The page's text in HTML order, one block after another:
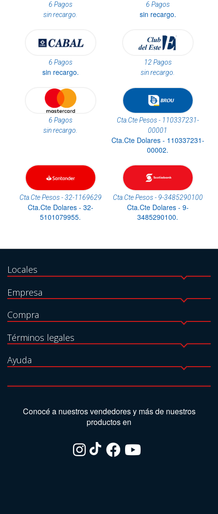
6 Pagos
sin recargo.
6 Pagos
sin recargo.
6 Pagos
sin recargo.
12 Pagos
sin recargo.
6 Pagos
sin recargo.
Cta.Cte Pesos - 110337231-
00001
Cta.Cte Dolares - 110337231-
00002.
Cta.Cte Pesos - 32-1169629
Cta.Cte Dolares - 32-
5101079955.
Cta.Cte Pesos - 9-3485290100
Cta.Cte Dolares - 9-
3485290100.
Locales
Empresa
Compra
Términos legales
Ayuda
Conocé a nuestros vendedores y más de nuestros
productos en